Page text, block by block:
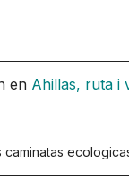
en Ahillas, ruta i
caminatas